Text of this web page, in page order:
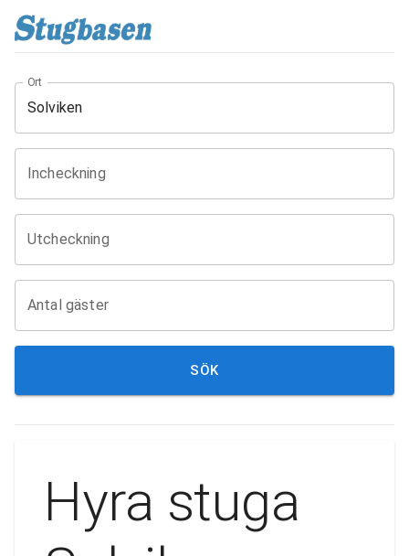
Ort
Incheckning
Utcheckning
Antal gäster
SÖK
Hyra stuga